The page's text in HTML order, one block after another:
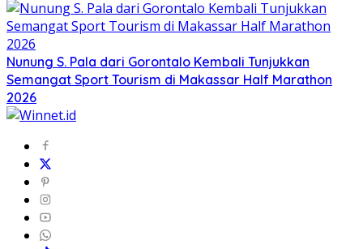
Nunung S. Pala dari Gorontalo Kembali Tunjukkan
Semangat Sport Tourism di Makassar Half Marathon
2026